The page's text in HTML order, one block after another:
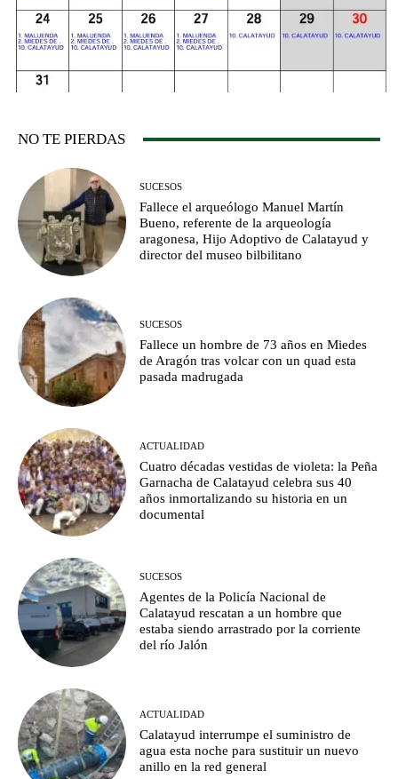
NO TE PIERDAS
SUCESOS
Fallece el arqueólogo Manuel Martín
Bueno, referente de la arqueología
aragonesa, Hijo Adoptivo de Calatayud y
director del museo bilbilitano
SUCESOS
Fallece un hombre de 73 años en Miedes
de Aragón tras volcar con un quad esta
pasada madrugada
ACTUALIDAD
Cuatro décadas vestidas de violeta: la Peña
Garnacha de Calatayud celebra sus 40
años inmortalizando su historia en un
documental
SUCESOS
Agentes de la Policía Nacional de
Calatayud rescatan a un hombre que
estaba siendo arrastrado por la corriente
del río Jalón
ACTUALIDAD
Calatayud interrumpe el suministro de
agua esta noche para sustituir un nuevo
anillo en la red general